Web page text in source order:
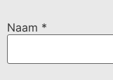
Naam *